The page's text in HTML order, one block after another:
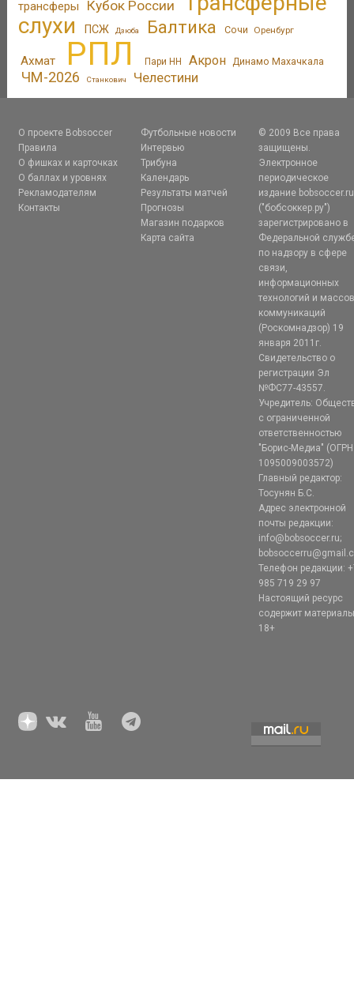
трансферы
Кубок России
слухи
ПСЖ Дзюба Балтика Сочи Оренбург
Ахмат РПЛ Пари НН Акрон Динамо Махачкала
ЧМ-2026 Станкович Челестини
О проекте Bobsoccer
Правила
О фишках и карточках
О баллах и уровнях
Рекламодателям
Контакты
Футбольные новости
Интервью
Трибуна
Календарь
Результаты матчей
Прогнозы
Магазин подарков
Карта сайта
© 2009 Все права
защищены.
Электронное
периодическое
издание bobsoccer.ru
("бобсоккер.ру")
зарегистрировано в
Федеральной
по надзору в сфере
связи,
информационных
технологий и
коммуникаций
(Роскомнадзор) 19
января 2011г.
Свидетельство о
регистрации Эл
№ФС77-43557.
Учредитель:
с ограниченной
ответственностью
"Борис-Медиа" (ОГРН
1095009003572)
Главный редактор:
Тосунян Б.С.
Адрес электронной
почты редакции:
info@bobsoccer.ru;
Телефон редакции:
985 719 29 97
Настоящий ресурс
содержит
18+